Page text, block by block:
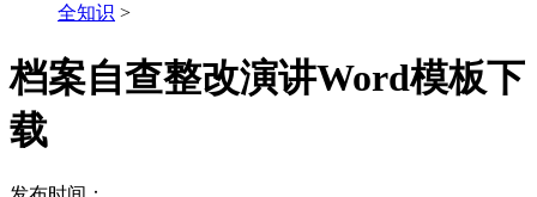
全知识 >
档案自查整改演讲Word模板下
载